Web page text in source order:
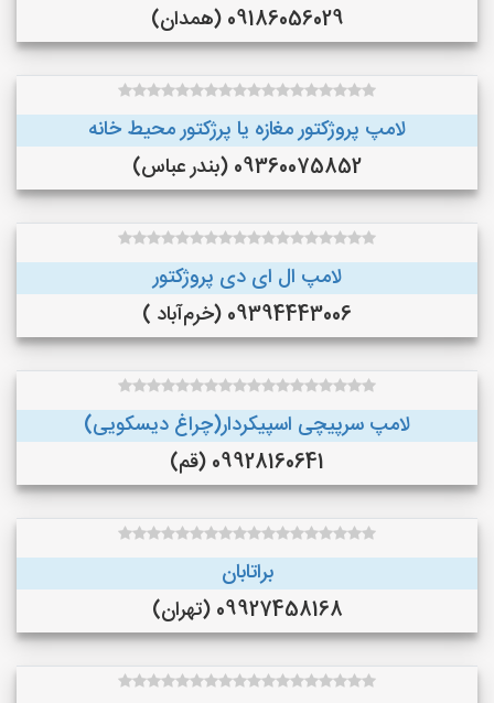
09186056029 (همدان)
لامپ پروژکتور مغازه یا پرژکتور محیط خانه
09360075852 (بندر عباس)
لامپ ال ای دی پروژکتور
09394443006 (خرم‌آباد )
لامپ سرپیچی اسپیکردار(چراغ دیسکویی)
09928160641 (قم)
براتابان
09927458168 (تهران)